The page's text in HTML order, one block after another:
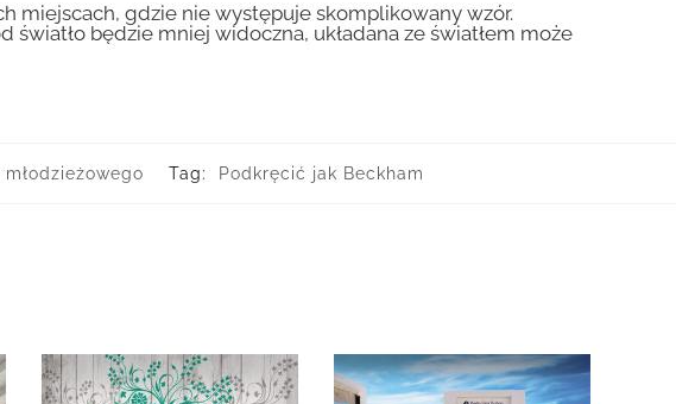
miejscach, gdzie nie występuje skomplikowany wzór.
światło będzie mniej widoczna, układana ze światłem może
Tag: Podkręcić jak Beckham